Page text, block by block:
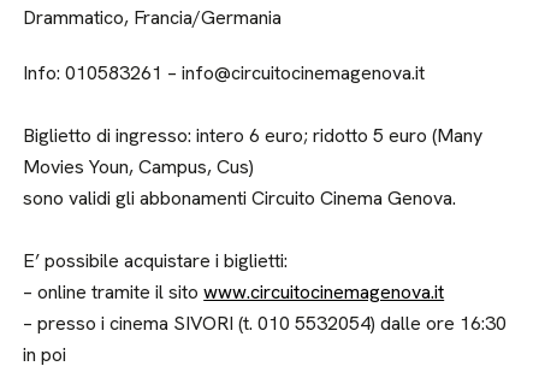
Drammatico, Francia/Germania
Info: 010583261 – info@circuitocinemagenova.it
Biglietto di ingresso: intero 6 euro; ridotto 5 euro (Many
Movies Youn, Campus, Cus)
sono validi gli abbonamenti Circuito Cinema Genova.
E’ possibile acquistare i biglietti:
– online tramite il sitowww.circuitocinemagenova.it
– presso i cinema SIVORI (t. 010 5532054) dalle ore 16:30
in poi